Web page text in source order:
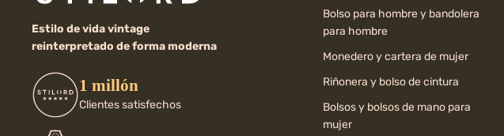
Estilo de vida vintage
reinterpretado de forma moderna
1 millón
Clientes satisfechos
Bolso para hombre y bandolera
para hombre
Monedero y cartera de mujer
Riñonera y bolso de cintura
Bolsos y bolsos de mano para
mujer